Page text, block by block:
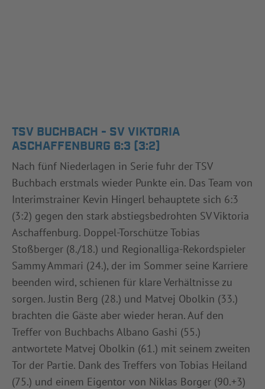
TSV BUCHBACH - SV VIKTORIA
ASCHAFFENBURG 6:3 (3:2)
Nach fünf Niederlagen in Serie fuhr der TSV
Buchbach erstmals wieder Punkte ein. Das Team von
Interimstrainer Kevin Hingerl behauptete sich 6:3
(3:2) gegen den stark abstiegsbedrohten SV Viktoria
Aschaffenburg. Doppel-Torschütze Tobias
Stoßberger (8./18.) und Regionalliga-Rekordspieler
Sammy Ammari (24.), der im Sommer seine Karriere
beenden wird, schienen für klare Verhältnisse zu
sorgen. Justin Berg (28.) und Matvej Obolkin (33.)
brachten die Gäste aber wieder heran. Auf den
Treffer von Buchbachs Albano Gashi (55.)
antwortete Matvej Obolkin (61.) mit seinem zweiten
Tor der Partie. Dank des Treffers von Tobias Heiland
(75.) und einem Eigentor von Niklas Borger (90.+3)